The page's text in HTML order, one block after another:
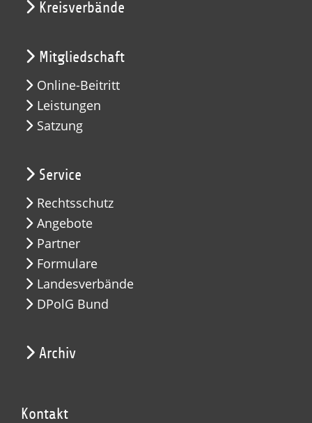
Kreisverbände
Mitgliedschaft
Online-Beitritt
Leistungen
Satzung
Service
Rechtsschutz
Angebote
Partner
Formulare
Landesverbände
DPolG Bund
Archiv
Kontakt